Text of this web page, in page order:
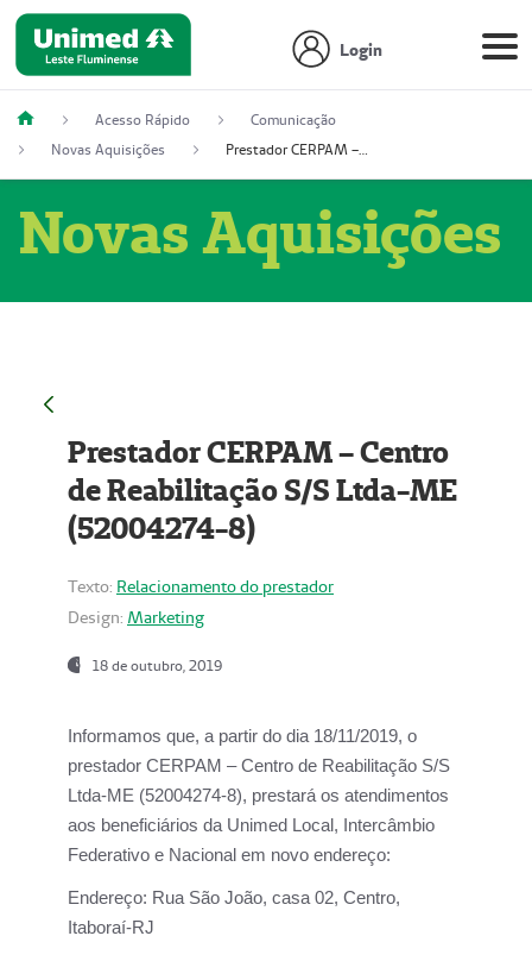
Login
Acesso Rápido
Comunicação
Novas Aquisições
Prestador CERPAM – Centro de Reabilitação S/S Ltda-ME (52004274-8)
Novas Aquisições
Prestador CERPAM – Centro
de Reabilitação S/S Ltda-ME
(52004274-8)
Texto: Relacionamento do prestador
Design: Marketing
18 de outubro, 2019
Informamos que, a partir do dia 18/11/2019, o
prestador CERPAM – Centro de Reabilitação S/S
Ltda-ME (52004274-8), prestará os atendimentos
aos beneficiários da Unimed Local, Intercâmbio
Federativo e Nacional em novo endereço:
Endereço: Rua São João, casa 02, Centro,
Itaboraí-RJ